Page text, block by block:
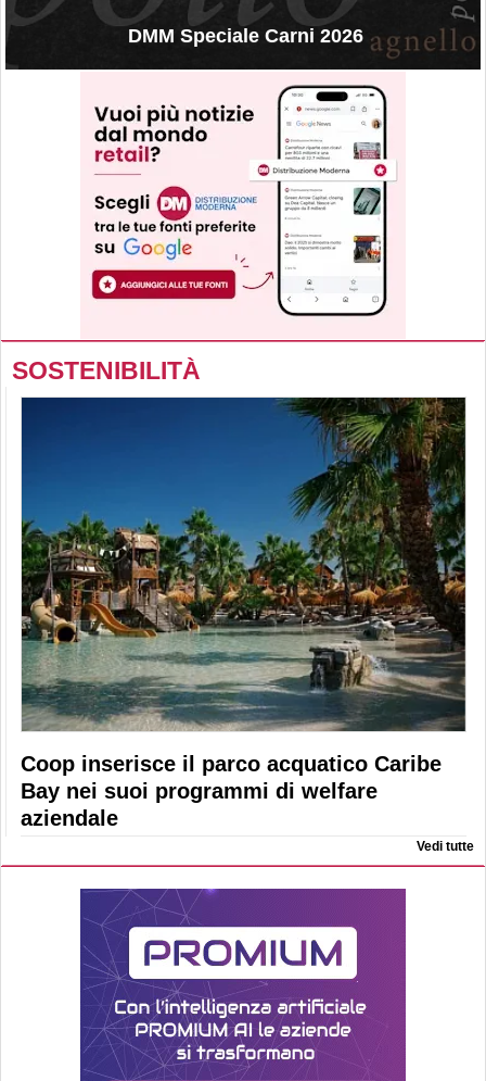
DMM Speciale Carni 2026
SOSTENIBILITÀ
Coop inserisce il parco acquatico Caribe
Bay nei suoi programmi di welfare
aziendale
Vedi tutte